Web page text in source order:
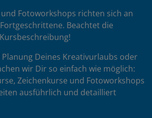
Fotoworkshops richten sich an
Beachtet die
Deines Kreativurlaubs oder
wir Dir so einfach wie möglich:
Zeichenkurse und Fotoworkshops
ausführlich und detailliert